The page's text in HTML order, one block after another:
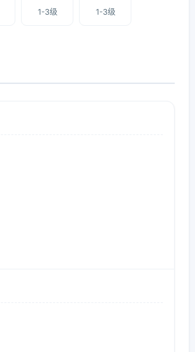
1-3级 1-3级